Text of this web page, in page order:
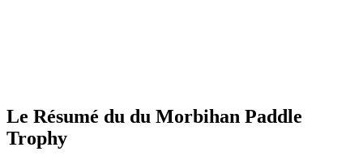
Le Résumé du du Morbihan Paddle
Trophy